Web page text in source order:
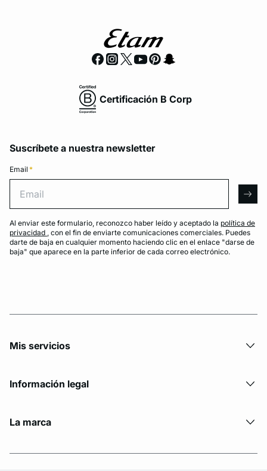
Certificación B Corp
Suscríbete a nuestra newsletter
Email *
Al enviar este formulario, reconozco haber leído y aceptado la política de
privacidad , con el fin de enviarte comunicaciones comerciales. Puedes
darte de baja en cualquier momento haciendo clic en el enlace "darse de
baja" que aparece en la parte inferior de cada correo electrónico.
Mis servicios
Información legal
La marca